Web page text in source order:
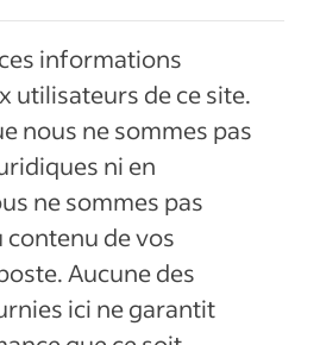
informations
utilisateurs de ce site.
nous ne sommes pas
ni en
ne sommes pas
de vos
Aucune des
ici ne garantit